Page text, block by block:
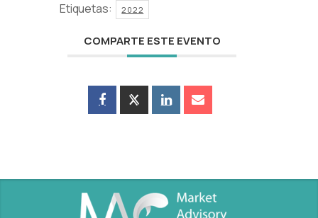
Etiquetas: 2022
COMPARTE ESTE EVENTO